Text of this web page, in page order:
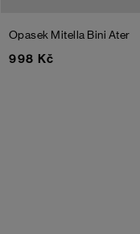
Opasek Mitella Bini Ater
998 Kč